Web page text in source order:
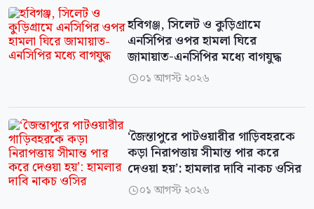
হবিগঞ্জ, সিলেট ও কুড়িগ্রামে
এনসিপির ওপর হামলা ঘিরে
জামায়াত-এনসিপির মধ্যে বাগযুদ্ধ
০১ আগস্ট ২০২৬
‘জৈন্তাপুরে পাটওয়ারীর গাড়িবহরকে
কড়া নিরাপত্তায় সীমান্ত পার করে
দেওয়া হয়’: হামলার দাবি নাকচ ওসির
০১ আগস্ট ২০২৬